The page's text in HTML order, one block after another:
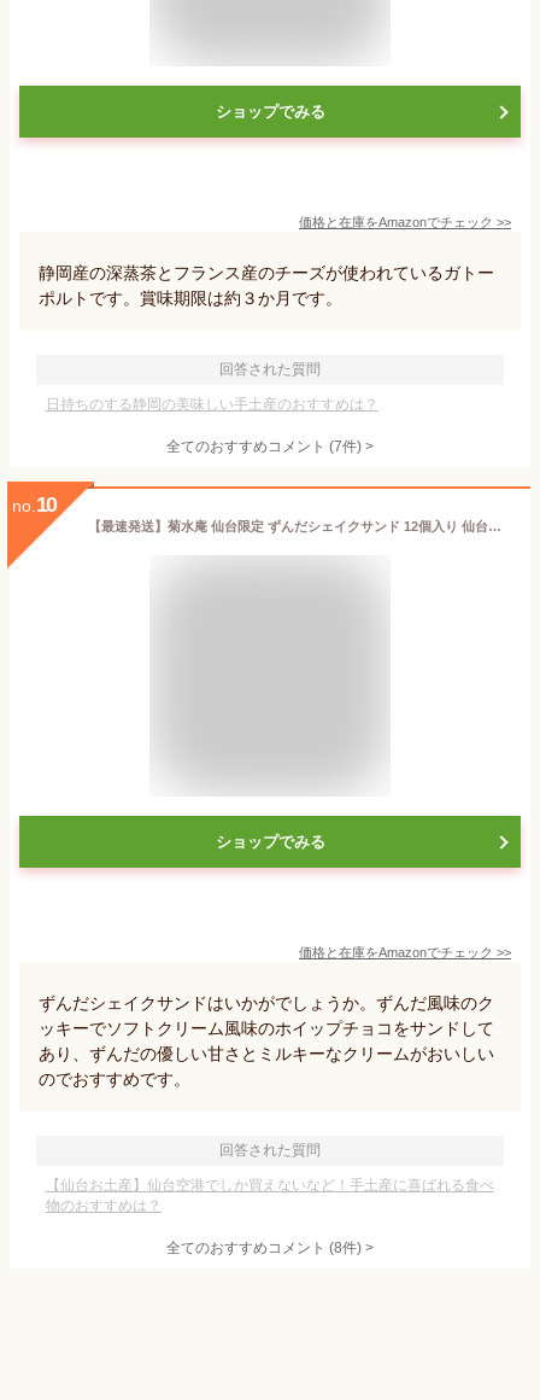
ショップでみる
価格と在庫をAmazonでチェック >>
静岡産の深蒸茶とフランス産のチーズが使われているガトー
ポルトです。賞味期限は約３か月です。
回答された質問
日持ちのする静岡の美味しい手土産のおすすめは？
全てのおすすめコメント (7件) >
no. 10
【最速発送】菊水庵 仙台限定 ずんだシェイクサンド 12個入り 仙台お土産
ショップでみる
価格と在庫をAmazonでチェック >>
ずんだシェイクサンドはいかがでしょうか。ずんだ風味のク
ッキーでソフトクリーム風味のホイップチョコをサンドして
あり、ずんだの優しい甘さとミルキーなクリームがおいしい
のでおすすめです。
回答された質問
【仙台お土産】仙台空港でしか買えないなど！手土産に喜ばれる食べ
物のおすすめは？
全てのおすすめコメント (8件) >